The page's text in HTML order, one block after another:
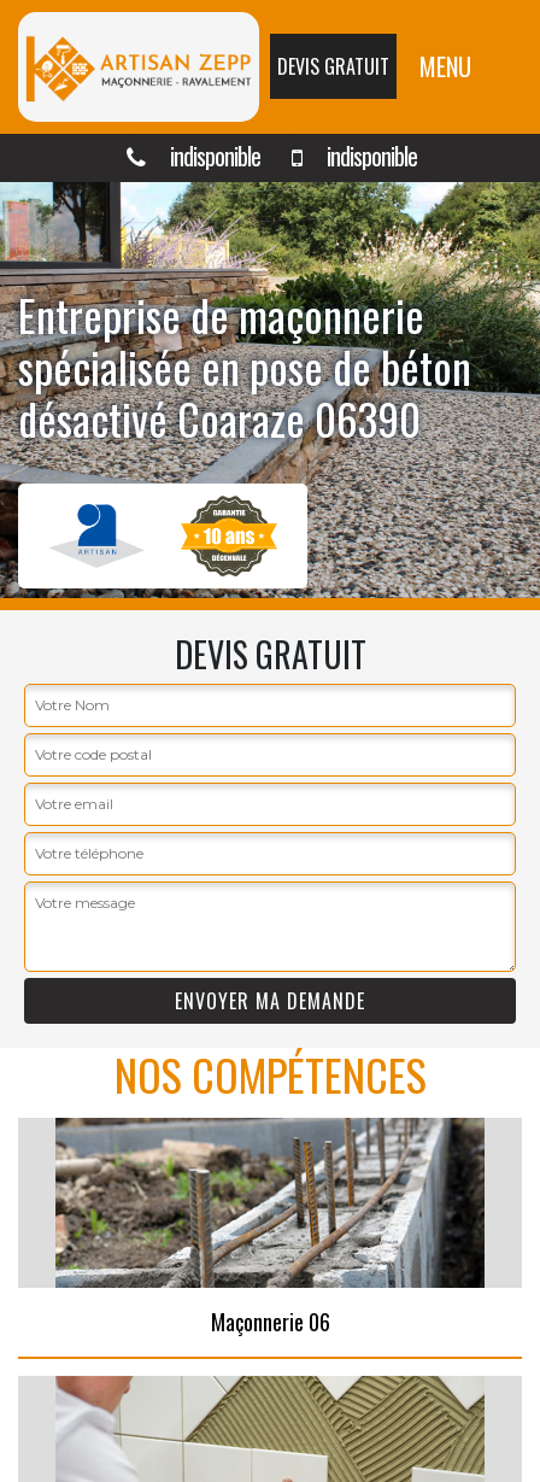
DEVIS GRATUIT MENU
indisponible indisponible
Entreprise de maçonnerie
spécialisée en pose de béton
désactivé Coaraze 06390
DEVIS GRATUIT
NOS COMPÉTENCES
Maçonnerie 06